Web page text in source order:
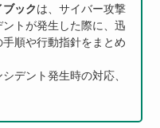
ックは、サイバー攻撃
トが発生した際に、迅
順や行動指針をまとめ
デント発生時の対応、